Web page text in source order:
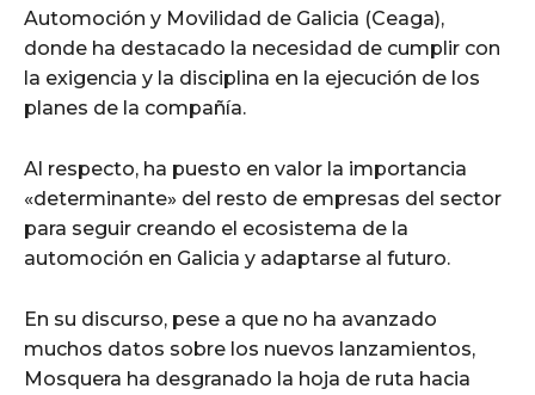
Automoción y Movilidad de Galicia (Ceaga),
donde ha destacado la necesidad de cumplir con
la exigencia y la disciplina en la ejecución de los
planes de la compañía.
Al respecto, ha puesto en valor la importancia
«determinante» del resto de empresas del sector
para seguir creando el ecosistema de la
automoción en Galicia y adaptarse al futuro.
En su discurso, pese a que no ha avanzado
muchos datos sobre los nuevos lanzamientos,
Mosquera ha desgranado la hoja de ruta hacia